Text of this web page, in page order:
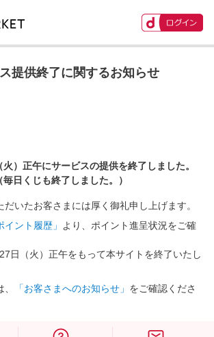
提供終了に関するお知らせ
）正午にサービスの提供を終了しました。
（毎日くじも終了しました。）
だいたお客さまには厚く御礼申し上げます。
イント履歴」
より、ポイント進呈状況をご確
日（火）正午をもって本サイトを終了いたし
「お客さまへのお知らせ」 をご確認くださ